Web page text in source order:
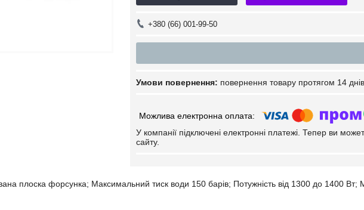
+380 (66) 001-99-50
повернення товару протягом 14 днів
У компанії підключені електронні платежі. Тепер ви
сайту.
плоска форсунка; Максимальний тиск води 150 барів; Потужність від 1300 до 1400